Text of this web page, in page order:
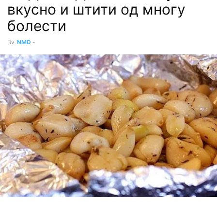
вкусно и штити од многу
болести
By NMD -